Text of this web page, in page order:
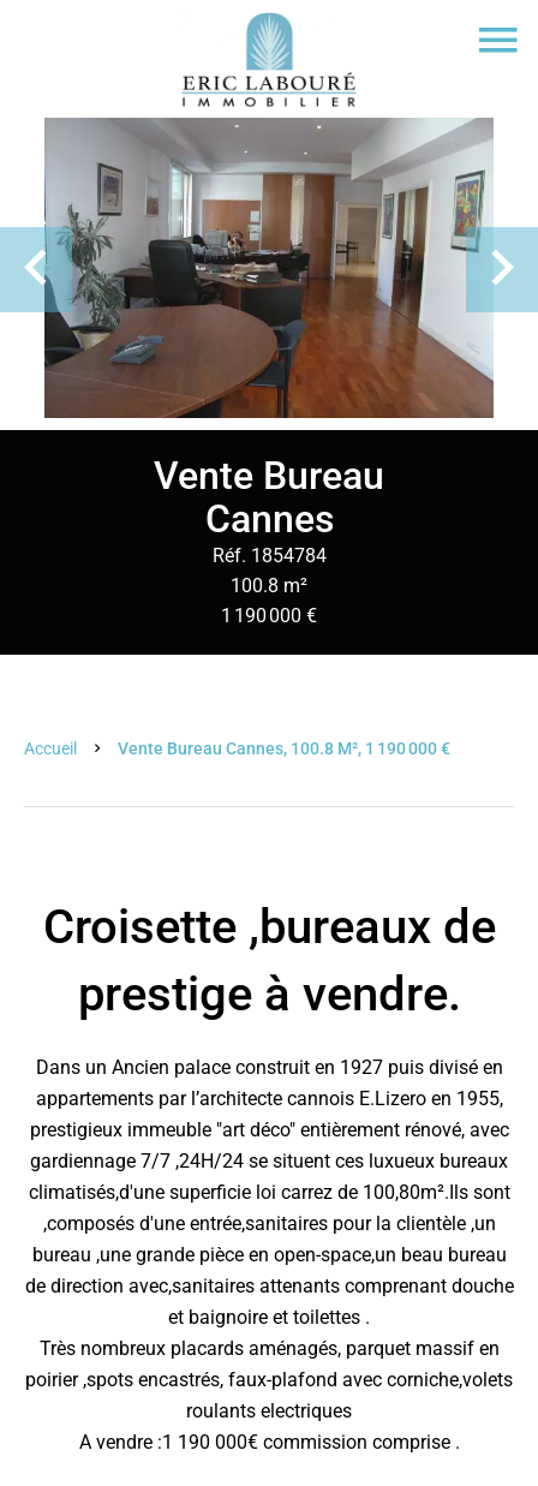
Vente Bureau
Cannes
Réf. 1854784
100.8 m²
1 190 000 €
Accueil Vente Bureau Cannes, 100.8 M², 1 190 000 €
Croisette ,bureaux de
prestige à vendre.
Dans un Ancien palace construit en 1927 puis divisé en
appartements par l’architecte cannois E.Lizero en 1955,
prestigieux immeuble "art déco" entièrement rénové, avec
gardiennage 7/7 ,24H/24 se situent ces luxueux bureaux
climatisés,d'une superficie loi carrez de 100,80m².Ils sont
,composés d'une entrée,sanitaires pour la clientèle ,un
bureau ,une grande pièce en open-space,un beau bureau
de direction avec,sanitaires attenants comprenant douche
et baignoire et toilettes .
Très nombreux placards aménagés, parquet massif en
poirier ,spots encastrés, faux-plafond avec corniche,volets
roulants electriques
A vendre :1 190 000€ commission comprise .